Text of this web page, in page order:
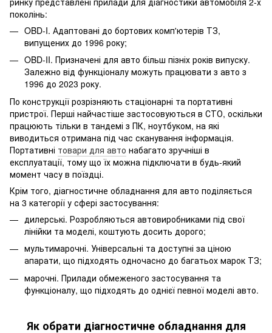
поколінь:
OBD-I. Адаптовані до бортових комп'ютерів ТЗ,
випущених до 1996 року;
OBD-II. Призначені для авто більш пізніх років випуску.
Залежно від функціоналу можуть працювати з авто з
1996 до 2023 року.
По конструкції розрізняють стаціонарні та портативні
пристрої. Перші найчастіше застосовуються в СТО, оскільки
працюють тільки в тандемі з ПК, ноутбуком, на які
виводиться отримана під час сканування інформація.
Портативні товари для авто набагато зручніші в
експлуатації, тому що їх можна підключати в будь-який
момент часу в поїздці.
Крім того, діагностичне обладнання для авто поділяється
на 3 категорії у сфері застосування:
дилерські. Розробляються автовиробниками під свої
лінійки та моделі, коштують досить дорого;
мультимарочні. Універсальні та доступні за ціною
апарати, що підходять одночасно до багатьох марок ТЗ;
марочні. Прилади обмеженого застосування та
функціоналу, що підходять до однієї певної моделі авто.
Як обрати діагностичне обладнання для